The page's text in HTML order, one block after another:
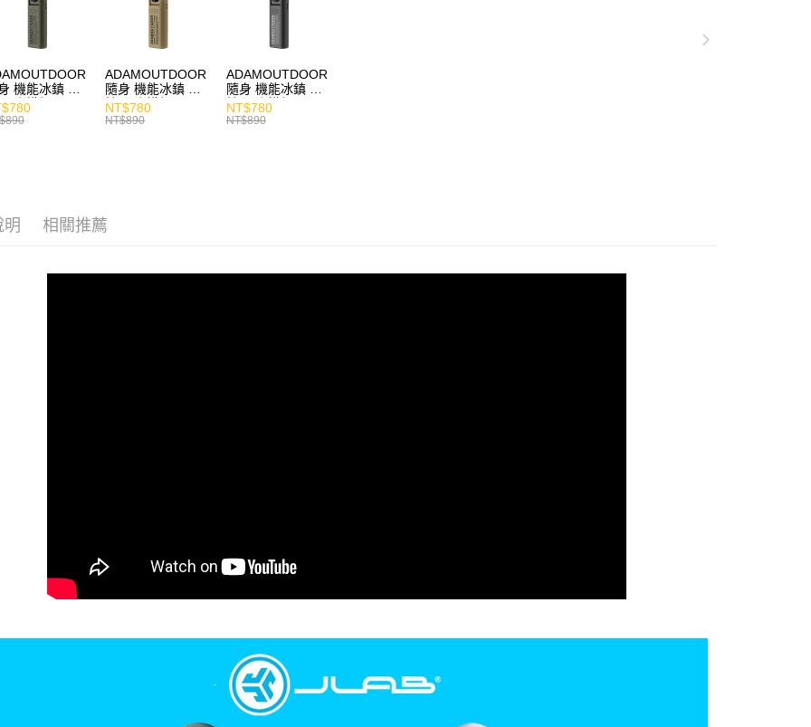
機能冰鎮 手
扇 掛繩
ADAMOUTDOOR
隨身 機能冰鎮 手
持風扇 掛繩
NT$780
NT$890
ADAMOUTDOOR
隨身 機能冰鎮 手
持風扇 掛繩
NT$780
NT$890
明 相關推薦